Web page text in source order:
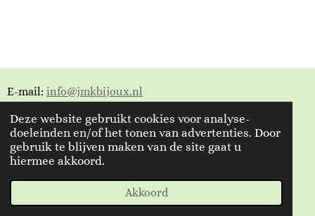
Deze website gebruikt cookies voor analyse-
doeleinden en/of het tonen van advertenties. Door
gebruik te blijven maken van de site gaat u
hiermee akkoord.
Akkoord
E-mail: info@jmkbijoux.nl
Tiktok: jmkbijoux
Instagram: jmkbijoux.nl
Facebook: Jmkbijoux.nl & Jmk Bijoux
© 2023 - 2026 Jmkbijoux